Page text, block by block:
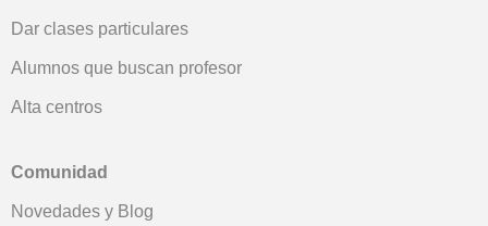
Dar clases particulares
Alumnos que buscan profesor
Alta centros
Comunidad
Novedades y Blog